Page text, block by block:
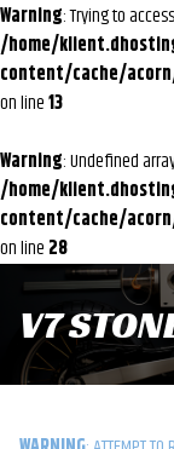
Warning : Trying to
/home/
content/cache/
on line13
Warning : Undefined
/home/
content/cache/
on line 28
V7